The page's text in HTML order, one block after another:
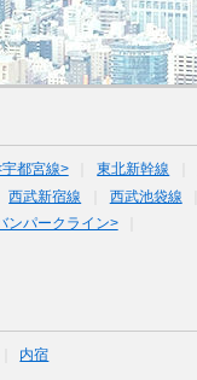
都宮線> 東北新幹線
西武新宿線 西武池袋線
ンパークライン>
内宿